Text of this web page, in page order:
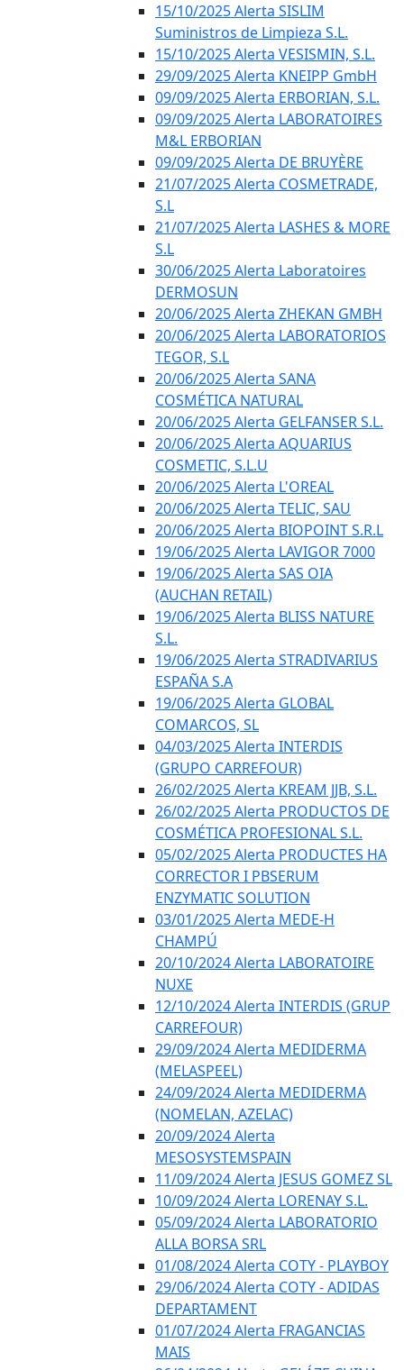
15/10/2025 Alerta SISLIM
Suministros de Limpieza S.L.
15/10/2025 Alerta VESISMIN, S.L.
29/09/2025 Alerta KNEIPP GmbH
09/09/2025 Alerta ERBORIAN, S.L.
09/09/2025 Alerta LABORATOIRES
M&L ERBORIAN
09/09/2025 Alerta DE BRUYÈRE
21/07/2025 Alerta COSMETRADE,
S.L
21/07/2025 Alerta LASHES & MORE
S.L
30/06/2025 Alerta Laboratoires
DERMOSUN
20/06/2025 Alerta ZHEKAN GMBH
20/06/2025 Alerta LABORATORIOS
TEGOR, S.L
20/06/2025 Alerta SANA
COSMÉTICA NATURAL
20/06/2025 Alerta GELFANSER S.L.
20/06/2025 Alerta AQUARIUS
COSMETIC, S.L.U
20/06/2025 Alerta L'OREAL
20/06/2025 Alerta TELIC, SAU
20/06/2025 Alerta BIOPOINT S.R.L
19/06/2025 Alerta LAVIGOR 7000
19/06/2025 Alerta SAS OIA
(AUCHAN RETAIL)
19/06/2025 Alerta BLISS NATURE
S.L.
19/06/2025 Alerta STRADIVARIUS
ESPAÑA S.A
19/06/2025 Alerta GLOBAL
COMARCOS, SL
04/03/2025 Alerta INTERDIS
(GRUPO CARREFOUR)
26/02/2025 Alerta KREAM JJB, S.L.
26/02/2025 Alerta PRODUCTOS DE
COSMÉTICA PROFESIONAL S.L.
05/02/2025 Alerta PRODUCTES HA
CORRECTOR I PBSERUM
ENZYMATIC SOLUTION
03/01/2025 Alerta MEDE-H
CHAMPÚ
20/10/2024 Alerta LABORATOIRE
NUXE
12/10/2024 Alerta INTERDIS (GRUP
CARREFOUR)
29/09/2024 Alerta MEDIDERMA
(MELASPEEL)
24/09/2024 Alerta MEDIDERMA
(NOMELAN, AZELAC)
20/09/2024 Alerta
MESOSYSTEMSPAIN
11/09/2024 Alerta JESUS GOMEZ SL
10/09/2024 Alerta LORENAY S.L.
05/09/2024 Alerta LABORATORIO
ALLA BORSA SRL
01/08/2024 Alerta COTY - PLAYBOY
29/06/2024 Alerta COTY - ADIDAS
DEPARTAMENT
01/07/2024 Alerta FRAGANCIAS
MAIS